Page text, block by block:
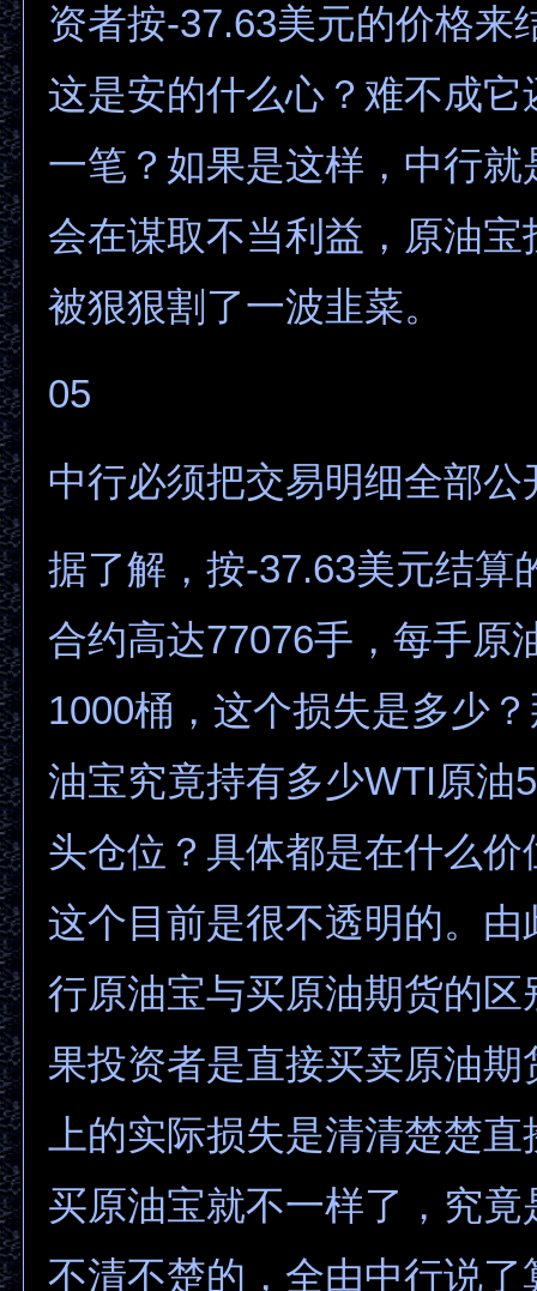
资者按-37.63美元的价格来
这是安的什么心？难不成它
一笔？如果是这样，中行就
会在谋取不当利益，原油宝
被狠狠割了一波韭菜。
05
中行必须把交易明细全部公
据了解，按-37.63美元结算
合约高达77076手，每手原
1000桶，这个损失是多少
油宝究竟持有多少WTI原油
头仓位？具体都是在什么价
这个目前是很不透明的。由
行原油宝与买原油期货的区
果投资者是直接买卖原油期
上的实际损失是清清楚楚
买原油宝就不一样了，究竟
不清不楚的，全由中行说了